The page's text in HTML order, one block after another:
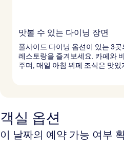
맛볼 수 있는 다이닝 장면
풀사이드 다이닝 옵션이 있는 3
레스토랑을 즐겨보세요. 카페와
주며, 매일 아침 뷔페 조식은 맛있
객실 옵션
이 날짜의 예약 가능 여부